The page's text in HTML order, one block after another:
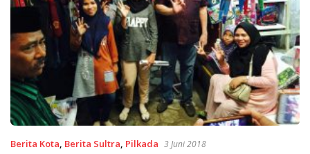
Berita Kota, Berita Sultra, Pilkada 3 Juni 2018